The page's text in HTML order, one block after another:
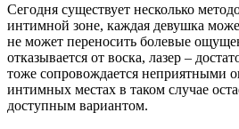
Сегодня существует несколько
интимной зоне, каждая девушка
не может переносить болевые
отказывается от воска, лазер –
тоже сопровождается неприятными
интимных местах в таком случае
доступным вариантом.